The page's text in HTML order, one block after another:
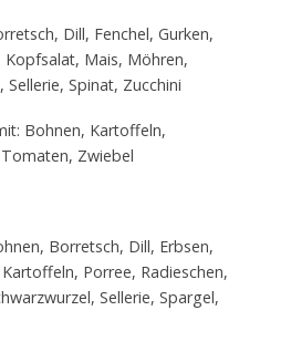
Dill, Fenchel, Gurken,
Kopfsalat, Mais, Möhren,
Sellerie, Spinat, Zucchini
Bohnen, Kartoffeln,
Zwiebel
Borretsch, Dill, Erbsen,
Porree, Radieschen,
Sellerie, Spargel,